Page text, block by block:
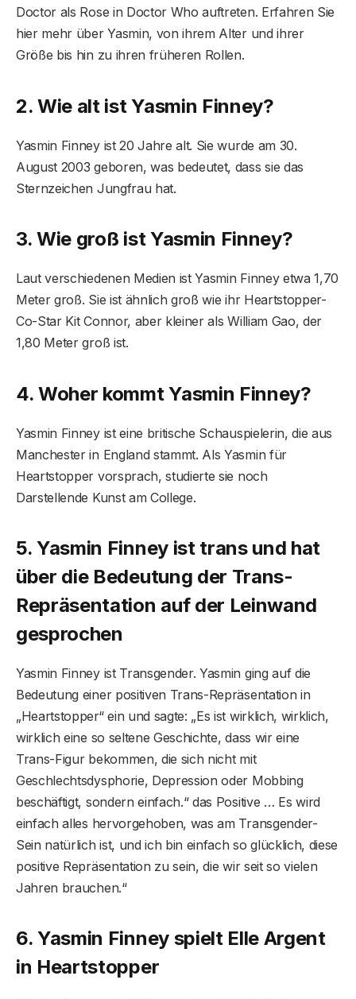
Doctor als Rose in Doctor Who auftreten. Erfahren Sie
hier mehr über Yasmin, von ihrem Alter und ihrer
Größe bis hin zu ihren früheren Rollen.
2. Wie alt ist Yasmin Finney?
Yasmin Finney ist 20 Jahre alt. Sie wurde am 30.
August 2003 geboren, was bedeutet, dass sie das
Sternzeichen Jungfrau hat.
3. Wie groß ist Yasmin Finney?
Laut verschiedenen Medien ist Yasmin Finney etwa 1,70
Meter groß. Sie ist ähnlich groß wie ihr Heartstopper-
Co-Star Kit Connor, aber kleiner als William Gao, der
1,80 Meter groß ist.
4. Woher kommt Yasmin Finney?
Yasmin Finney ist eine britische Schauspielerin, die aus
Manchester in England stammt. Als Yasmin für
Heartstopper vorsprach, studierte sie noch
Darstellende Kunst am College.
5. Yasmin Finney ist trans und hat
über die Bedeutung der Trans-
Repräsentation auf der Leinwand
gesprochen
Yasmin Finney ist Transgender. Yasmin ging auf die
Bedeutung einer positiven Trans-Repräsentation in
„Heartstopper“ ein und sagte: „Es ist wirklich, wirklich,
wirklich eine so seltene Geschichte, dass wir eine
Trans-Figur bekommen, die sich nicht mit
Geschlechtsdysphorie, Depression oder Mobbing
beschäftigt, sondern einfach.“ das Positive … Es wird
einfach alles hervorgehoben, was am Transgender-
Sein natürlich ist, und ich bin einfach so glücklich, diese
positive Repräsentation zu sein, die wir seit so vielen
Jahren brauchen.“
6. Yasmin Finney spielt Elle Argent
in Heartstopper